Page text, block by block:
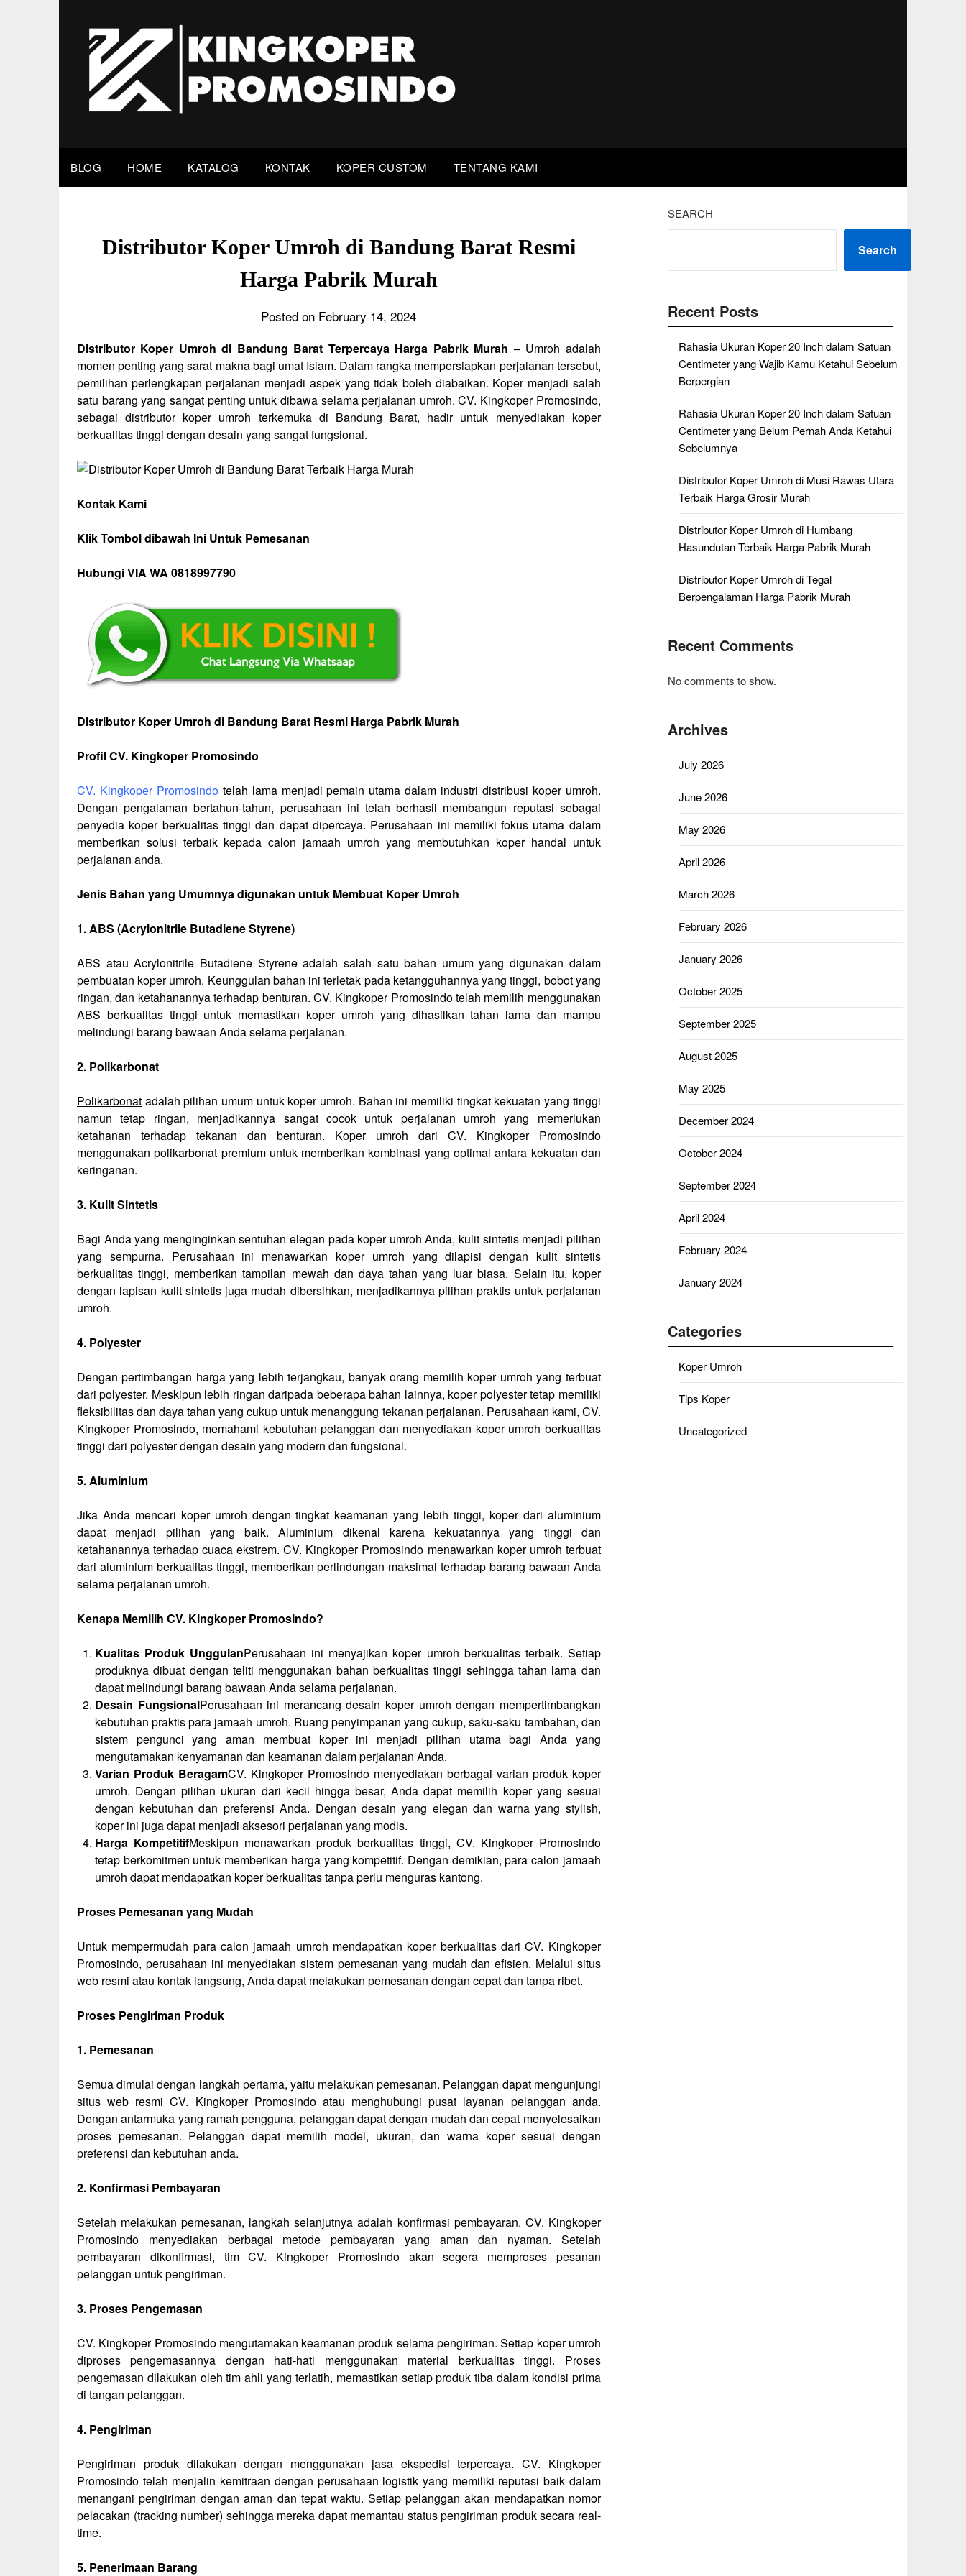
BLOG HOME KATALOG KONTAK KOPER CUSTOM TENTANG KAMI
Distributor Koper Umroh di Bandung Barat Resmi
Harga Pabrik Murah
Posted on February 14, 2024
Distributor Koper Umroh di Bandung Barat Terpercaya Harga Pabrik Murah – Umroh adalah
momen penting yang sarat makna bagi umat Islam. Dalam rangka mempersiapkan perjalanan tersebut,
pemilihan perlengkapan perjalanan menjadi aspek yang tidak boleh diabaikan. Koper menjadi salah
satu barang yang sangat penting untuk dibawa selama perjalanan umroh. CV. Kingkoper Promosindo,
sebagai distributor koper umroh terkemuka di Bandung Barat, hadir untuk menyediakan koper
berkualitas tinggi dengan desain yang sangat fungsional.
Kontak Kami
Klik Tombol dibawah Ini Untuk Pemesanan
Hubungi VIA WA 0818997790
Distributor Koper Umroh di Bandung Barat Resmi Harga Pabrik Murah
Profil CV. Kingkoper Promosindo
CV. Kingkoper Promosindotelah lama menjadi pemain utama dalam industri distribusi koper umroh.
Dengan pengalaman bertahun-tahun, perusahaan ini telah berhasil membangun reputasi sebagai
penyedia koper berkualitas tinggi dan dapat dipercaya. Perusahaan ini memiliki fokus utama dalam
memberikan solusi terbaik kepada calon jamaah umroh yang membutuhkan koper handal untuk
perjalanan anda.
Jenis Bahan yang Umumnya digunakan untuk Membuat Koper Umroh
1. ABS (Acrylonitrile Butadiene Styrene)
ABS atau Acrylonitrile Butadiene Styrene adalah salah satu bahan umum yang digunakan dalam
pembuatan koper umroh. Keunggulan bahan ini terletak pada ketangguhannya yang tinggi, bobot yang
ringan, dan ketahanannya terhadap benturan. CV. Kingkoper Promosindo telah memilih menggunakan
ABS berkualitas tinggi untuk memastikan koper umroh yang dihasilkan tahan lama dan mampu
melindungi barang bawaan Anda selama perjalanan.
2. Polikarbonat
Polikarbonat adalah pilihan umum untuk koper umroh. Bahan ini memiliki tingkat kekuatan yang tinggi
namun tetap ringan, menjadikannya sangat cocok untuk perjalanan umroh yang memerlukan
ketahanan terhadap tekanan dan benturan. Koper umroh dari CV. Kingkoper Promosindo
menggunakan polikarbonat premium untuk memberikan kombinasi yang optimal antara kekuatan dan
keringanan.
3. Kulit Sintetis
Bagi Anda yang menginginkan sentuhan elegan pada koper umroh Anda, kulit sintetis menjadi pilihan
yang sempurna. Perusahaan ini menawarkan koper umroh yang dilapisi dengan kulit sintetis
berkualitas tinggi, memberikan tampilan mewah dan daya tahan yang luar biasa. Selain itu, koper
dengan lapisan kulit sintetis juga mudah dibersihkan, menjadikannya pilihan praktis untuk perjalanan
umroh.
4. Polyester
Dengan pertimbangan harga yang lebih terjangkau, banyak orang memilih koper umroh yang terbuat
dari polyester. Meskipun lebih ringan daripada beberapa bahan lainnya, koper polyester tetap memiliki
fleksibilitas dan daya tahan yang cukup untuk menanggung tekanan perjalanan. Perusahaan kami, CV.
Kingkoper Promosindo, memahami kebutuhan pelanggan dan menyediakan koper umroh berkualitas
tinggi dari polyester dengan desain yang modern dan fungsional.
5. Aluminium
Jika Anda mencari koper umroh dengan tingkat keamanan yang lebih tinggi, koper dari aluminium
dapat menjadi pilihan yang baik. Aluminium dikenal karena kekuatannya yang tinggi dan
ketahanannya terhadap cuaca ekstrem. CV. Kingkoper Promosindo menawarkan koper umroh terbuat
dari aluminium berkualitas tinggi, memberikan perlindungan maksimal terhadap barang bawaan Anda
selama perjalanan umroh.
Kenapa Memilih CV. Kingkoper Promosindo?
Kualitas Produk UnggulanPerusahaan ini menyajikan koper umroh berkualitas terbaik. Setiap
produknya dibuat dengan teliti menggunakan bahan berkualitas tinggi sehingga tahan lama dan
dapat melindungi barang bawaan Anda selama perjalanan.
Desain FungsionalPerusahaan ini merancang desain koper umroh dengan mempertimbangkan
kebutuhan praktis para jamaah umroh. Ruang penyimpanan yang cukup, saku-saku tambahan, dan
sistem pengunci yang aman membuat koper ini menjadi pilihan utama bagi Anda yang
mengutamakan kenyamanan dan keamanan dalam perjalanan Anda.
Varian Produk BeragamCV. Kingkoper Promosindo menyediakan berbagai varian produk koper
umroh. Dengan pilihan ukuran dari kecil hingga besar, Anda dapat memilih koper yang sesuai
dengan kebutuhan dan preferensi Anda. Dengan desain yang elegan dan warna yang stylish,
koper ini juga dapat menjadi aksesori perjalanan yang modis.
Harga KompetitifMeskipun menawarkan produk berkualitas tinggi, CV. Kingkoper Promosindo
tetap berkomitmen untuk memberikan harga yang kompetitif. Dengan demikian, para calon jamaah
umroh dapat mendapatkan koper berkualitas tanpa perlu menguras kantong.
Proses Pemesanan yang Mudah
Untuk mempermudah para calon jamaah umroh mendapatkan koper berkualitas dari CV. Kingkoper
Promosindo, perusahaan ini menyediakan sistem pemesanan yang mudah dan efisien. Melalui situs
web resmi atau kontak langsung, Anda dapat melakukan pemesanan dengan cepat dan tanpa ribet.
Proses Pengiriman Produk
1. Pemesanan
Semua dimulai dengan langkah pertama, yaitu melakukan pemesanan. Pelanggan dapat mengunjungi
situs web resmi CV. Kingkoper Promosindo atau menghubungi pusat layanan pelanggan anda.
Dengan antarmuka yang ramah pengguna, pelanggan dapat dengan mudah dan cepat menyelesaikan
proses pemesanan. Pelanggan dapat memilih model, ukuran, dan warna koper sesuai dengan
preferensi dan kebutuhan anda.
2. Konfirmasi Pembayaran
Setelah melakukan pemesanan, langkah selanjutnya adalah konfirmasi pembayaran. CV. Kingkoper
Promosindo menyediakan berbagai metode pembayaran yang aman dan nyaman. Setelah
pembayaran dikonfirmasi, tim CV. Kingkoper Promosindo akan segera memproses pesanan
pelanggan untuk pengiriman.
3. Proses Pengemasan
CV. Kingkoper Promosindo mengutamakan keamanan produk selama pengiriman. Setiap koper umroh
diproses pengemasannya dengan hati-hati menggunakan material berkualitas tinggi. Proses
pengemasan dilakukan oleh tim ahli yang terlatih, memastikan setiap produk tiba dalam kondisi prima
di tangan pelanggan.
4. Pengiriman
Pengiriman produk dilakukan dengan menggunakan jasa ekspedisi terpercaya. CV. Kingkoper
Promosindo telah menjalin kemitraan dengan perusahaan logistik yang memiliki reputasi baik dalam
menangani pengiriman dengan aman dan tepat waktu. Setiap pelanggan akan mendapatkan nomor
pelacakan (tracking number) sehingga mereka dapat memantau status pengiriman produk secara real-
time.
5. Penerimaan Barang
SEARCH
Search
Recent Posts
Rahasia Ukuran Koper 20 Inch dalam Satuan
Centimeter yang Wajib Kamu Ketahui Sebelum
Berpergian
Rahasia Ukuran Koper 20 Inch dalam Satuan
Centimeter yang Belum Pernah Anda Ketahui
Sebelumnya
Distributor Koper Umroh di Musi Rawas Utara
Terbaik Harga Grosir Murah
Distributor Koper Umroh di Humbang
Hasundutan Terbaik Harga Pabrik Murah
Distributor Koper Umroh di Tegal
Berpengalaman Harga Pabrik Murah
Recent Comments
No comments to show.
Archives
July 2026
June 2026
May 2026
April 2026
March 2026
February 2026
January 2026
October 2025
September 2025
August 2025
May 2025
December 2024
October 2024
September 2024
April 2024
February 2024
January 2024
Categories
Koper Umroh
Tips Koper
Uncategorized